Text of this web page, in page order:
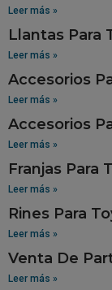
Leer más »
Llantas Para
Leer más »
Accesorios
Leer más »
Accesorios
Leer más »
Franjas Para
Leer más »
Rines Para
Leer más »
Venta De
Leer más »